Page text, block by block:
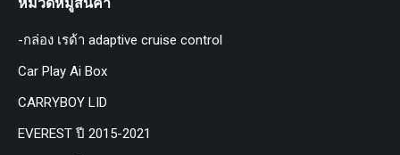
-กล่อง เรด้า adaptive cruise control
Car Play Ai Box
CARRYBOY LID
EVEREST ปี 2015-2021